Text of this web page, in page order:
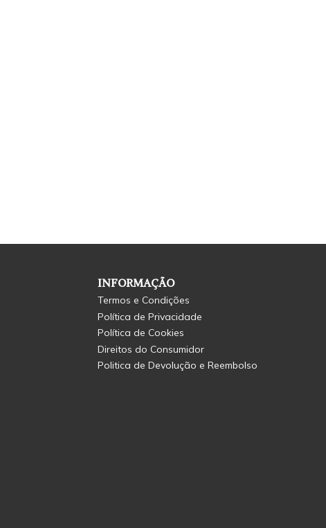
INFORMAÇÃO
Termos e Condições
Política de Privacidade
Política de Cookies
Direitos do Consumidor
Politica de Devolução e Reembolso